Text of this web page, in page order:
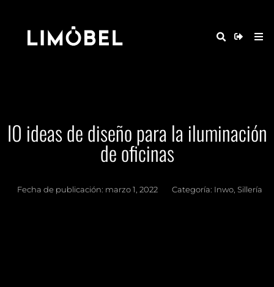
I0 ideas de diseño para la iluminación
de oficinas
Fecha de publicación: marzo 1, 2022 Categoría: Inwo, Sillería